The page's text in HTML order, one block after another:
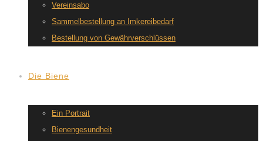
Vereinsabo
Sammelbestellung an Imkereibedarf
Bestellung von Gewährverschlüssen
Die Biene
Ein Portrait
Bienengesundheit